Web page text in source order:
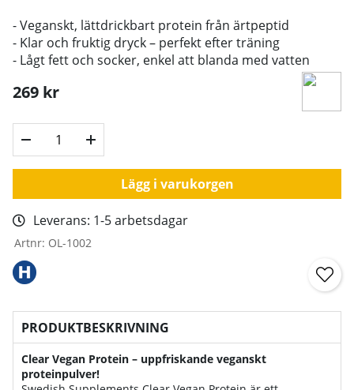
- Veganskt, lättdrickbart protein från ärtpeptid
- Klar och fruktig dryck – perfekt efter träning
- Lågt fett och socker, enkel att blanda med vatten
269 kr
Lägg i varukorgen
Leverans: 1-5 arbetsdagar
Artnr: OL-1002
PRODUKTBESKRIVNING
Clear Vegan Protein – uppfriskande veganskt
proteinpulver!